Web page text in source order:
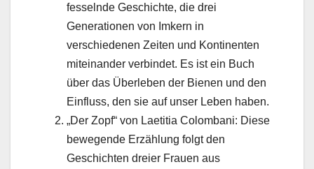
fesselnde Geschichte, die drei
Generationen von Imkern in
verschiedenen Zeiten und Kontinenten
miteinander verbindet. Es ist ein Buch
über das Überleben der Bienen und den
Einfluss, den sie auf unser Leben haben.
„Der Zopf“ von Laetitia Colombani: Diese
bewegende Erzählung folgt den
Geschichten dreier Frauen aus